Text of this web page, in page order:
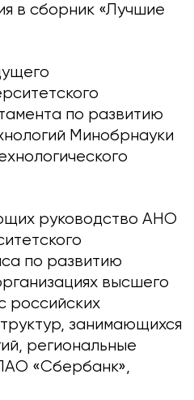
в сборник «Лучшие
по развитию
Минобрнауки
руководство АНО
по развитию
высшего
российских
занимающихся
региональные
«Сбербанк»,